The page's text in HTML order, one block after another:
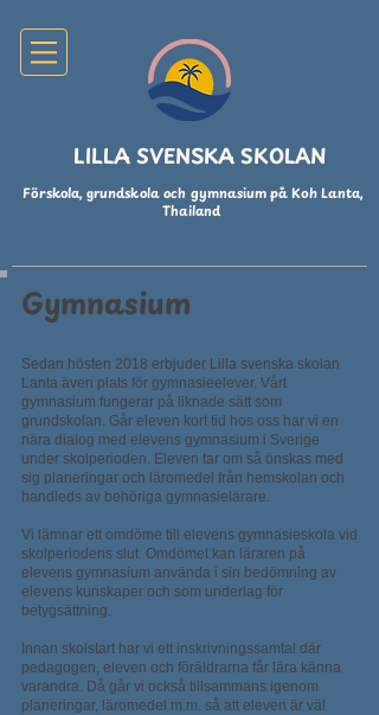
LILLA SVENSKA SKOLAN
Förskola, grundskola och gymnasium på Koh Lanta,
Thailand
Gymnasium
Sedan hösten 2018 erbjuder Lilla svenska skolan
Lanta även plats för gymnasieelever. Vårt
gymnasium fungerar på liknade sätt som
grundskolan. Går eleven kort tid hos oss har vi en
nära dialog med elevens gymnasium i Sverige
under skolperioden. Eleven tar om så önskas med
sig planeringar och läromedel från hemskolan och
handleds av behöriga gymnasielärare.
Vi lämnar ett omdöme till elevens gymnasieskola vid
skolperiodens slut. Omdömet kan läraren på
elevens gymnasium använda i sin bedömning av
elevens kunskaper och som underlag för
betygsättning.
Innan skolstart har vi ett inskrivningssamtal där
pedagogen, eleven och föräldrarna får lära känna
varandra. Då går vi också tillsammans igenom
planeringar, läromedel m.m. så att eleven är väl